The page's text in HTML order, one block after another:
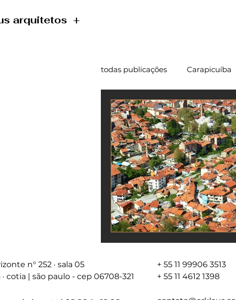
arquitetos +
todas publicações Carapicuíba
Cartório São Paulo
Mentoria Embu das Artes
n° 252 · sala 05
cotia | são paulo - cep 06708-321
+ 55 11 99906 3513
+ 55 11 4612 1398